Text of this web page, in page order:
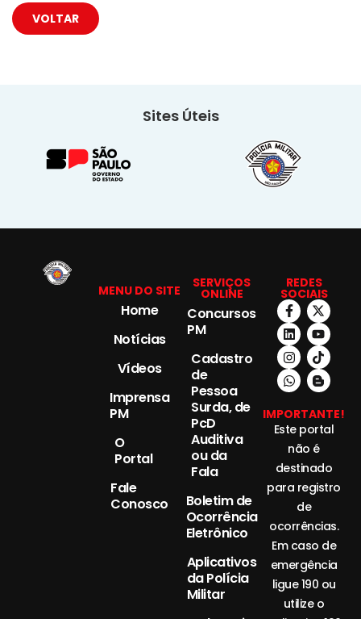
VOLTAR
Sites Úteis
MENU DO SITE
Home
Notícias
Vídeos
Imprensa
PM
O
Portal
Fale
Conosco
SERVIÇOS
ONLINE
Concursos
PM
Cadastro
de
Pessoa
Surda, de
PcD
Auditiva
ou da
Fala
Boletim de
Ocorrência
Eletrônico
Aplicativos
da Polícia
Militar
REDES
SOCIAIS
IMPORTANTE!
Este portal
não é
destinado
para registro
de
ocorrências.
Em caso de
emergência
ligue 190 ou
utilize o